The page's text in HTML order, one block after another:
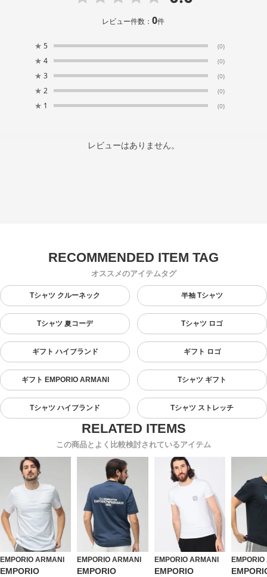
レビュー件数：0件
★ 5 (0)
★ 4 (0)
★ 3 (0)
★ 2 (0)
★ 1 (0)
レビューはありません。
オススメのアイテムタグ
Tシャツ クルーネック 半袖 Tシャツ
Tシャツ 夏コーデ Tシャツ ロゴ
ギフト ハイブランド ギフト ロゴ
ギフト EMPORIO ARMANI Tシャツ ギフト
Tシャツ ハイブランド Tシャツ ストレッチ
この商品とよく比較検討されているアイテム
EMPORIO ARMANI
EMPORIO
EMPORIO ARMANI
EMPORIO
EMPORIO ARMANI
EMPORIO